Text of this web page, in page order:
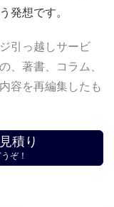
発想です。
引っ越しサービ
、著書、コラム、
容を再編集したも
積り
ぞ！